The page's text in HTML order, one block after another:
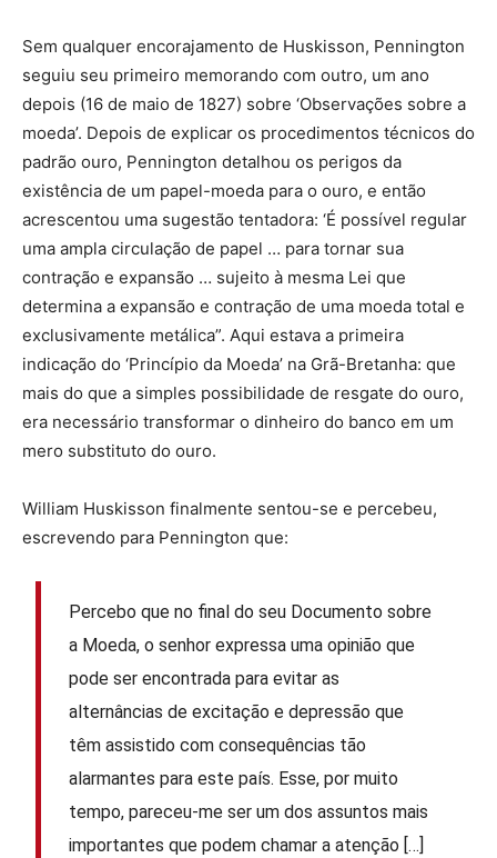
Sem qualquer encorajamento de Huskisson, Pennington
seguiu seu primeiro memorando com outro, um ano
depois (16 de maio de 1827) sobre ‘Observações sobre a
moeda’. Depois de explicar os procedimentos técnicos do
padrão ouro, Pennington detalhou os perigos da
existência de um papel-moeda para o ouro, e então
acrescentou uma sugestão tentadora: ‘É possível regular
uma ampla circulação de papel … para tornar sua
contração e expansão … sujeito à mesma Lei que
determina a expansão e contração de uma moeda total e
exclusivamente metálica”. Aqui estava a primeira
indicação do ‘Princípio da Moeda’ na Grã-Bretanha: que
mais do que a simples possibilidade de resgate do ouro,
era necessário transformar o dinheiro do banco em um
mero substituto do ouro.
William Huskisson finalmente sentou-se e percebeu,
escrevendo para Pennington que:
Percebo que no final do seu Documento sobre
a Moeda, o senhor expressa uma opinião que
pode ser encontrada para evitar as
alternâncias de excitação e depressão que
têm assistido com consequências tão
alarmantes para este país. Esse, por muito
tempo, pareceu-me ser um dos assuntos mais
importantes que podem chamar a atenção […]